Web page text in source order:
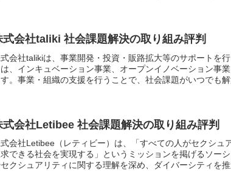
式会社taliki 社会課題解決の取り組み評判
会社talikiは、事業開発・投資・販路拡大等のサポートを
、インキュベーション事業、オープンイノベーション事
す。事業・組織の支援を行うことで、社会課題がいつでも解
式会社Letibee 社会課題解決の取り組み評判
会社Letibee（レティビー）は、「すべての人がセクシュ
できる社会を実現する」というミッションを掲げるソー
クシュアリティに関する理解を深め、ダイバーシティを推